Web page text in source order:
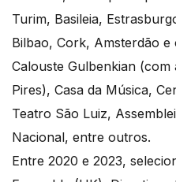
Turim, Basileia,
Bilbao, Cork, Amsterdão
Calouste Gulbenkian
Pires), Casa da Música,
Teatro São Luiz,
Nacional, entre outros.
Entre 2020 e 2023,